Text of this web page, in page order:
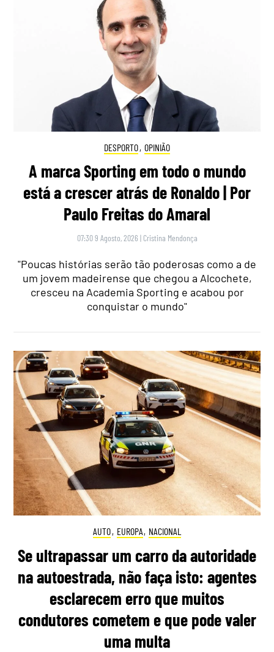
DESPORTO, OPINIÃO
A marca Sporting em todo o mundo
está a crescer atrás de Ronaldo | Por
Paulo Freitas do Amaral
07:30 9 Agosto, 2026 | Cristina Mendonça
"Poucas histórias serão tão poderosas como a de
um jovem madeirense que chegou a Alcochete,
cresceu na Academia Sporting e acabou por
conquistar o mundo"
AUTO, EUROPA, NACIONAL
Se ultrapassar um carro da autoridade
na autoestrada, não faça isto: agentes
esclarecem erro que muitos
condutores cometem e que pode valer
uma multa